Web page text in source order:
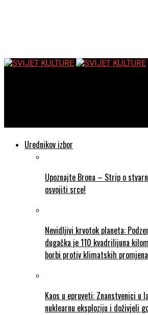
Urednikov izbor
Upoznajte Brona – Strip o
osvojiti srce!
Nevidljivi krvotok planeta:
dugačka je 110 kvadrilijuna
borbi protiv klimatskih promjena
Kaos u epruveti: Znanstvenici
nuklearnu eksploziju i doživjeli